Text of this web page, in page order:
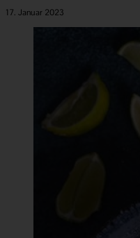
17. Januar 2023